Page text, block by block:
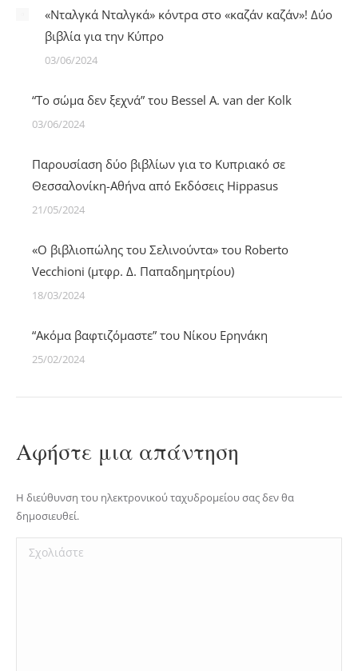
«Νταλγκά Νταλγκά» κόντρα στο «καζάν καζάν»! Δύο
βιβλία για την Κύπρο
03/06/2024
“Το σώμα δεν ξεχνά” του Bessel A. van der Kolk
03/06/2024
Παρουσίαση δύο βιβλίων για το Κυπριακό σε
Θεσσαλονίκη-Αθήνα από Εκδόσεις Hippasus
21/05/2024
«Ο βιβλιoπώλης του Σελινούντα» του Roberto
Vecchioni (μτφρ. Δ. Παπαδημητρίου)
18/03/2024
“Ακόμα βαφτιζόμαστε” του Νίκου Ερηνάκη
25/02/2024
Αφήστε μια απάντηση
Η διεύθυνση του ηλεκτρονικού ταχυδρομείου σας δεν θα
δημοσιευθεί.
Σχολιάστε